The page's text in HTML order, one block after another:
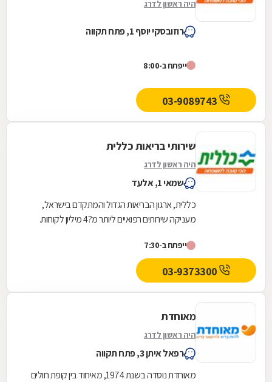
היה ראשון לדרג
רוזובסקי יוסף 1, פתח תקווה
ייפתח ב-8:00
03-9089743
שירותי בריאות כללית
היה ראשון לדרג
שמאי 1, אלעד
כללית, ארגון הבריאות הגדול והמתקדם בישראל,
מעניקה שירותים רפואיים ליותר מ?4 מיליון לקוחות.
היווסדה -...
ייפתח ב-7:30
03-9373300
מאוחדת
היה ראשון לדרג
רפאל איתן 3, פתח תקווה
מאוחדת נוסדה בשנת 1974, מאיחוד בין קופת חולים